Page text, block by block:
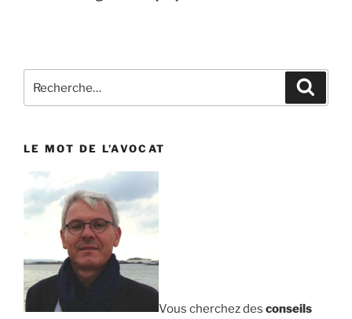
pour
LE MOT DE L’AVOCAT
Vous cherchez des conseils